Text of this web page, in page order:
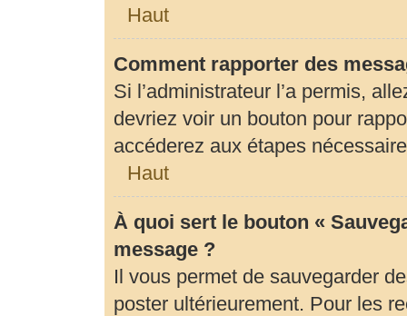
Haut
Comment rapporter des
Si l’administrateur l’a permis,
devriez voir un bouton pour
accéderez aux étapes
Haut
À quoi sert le bouton «
message ?
Il vous permet de sauvegarder
poster ultérieurement. Pour les